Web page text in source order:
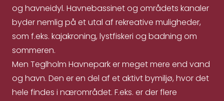
og havneidyl. Havnebassinet og områdets kanaler
byder nemlig på et utal af rekreative muligheder,
som f.eks. kajakroning, lystfiskeri og badning om
sommeren.
Men Teglholm Havnepark er meget mere end vand
og havn. Den er en del af et aktivt bymiljø, hvor det
hele findes i nærområdet. F.eks. er der flere